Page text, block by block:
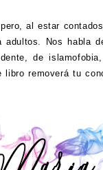
al estar
adultos. Nos habla
de
removerá tu